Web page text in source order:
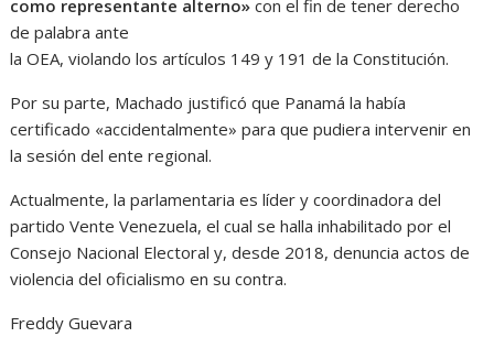
como representante alterno» con el fin de tener derecho
de palabra ante
la OEA, violando los artículos 149 y 191 de la Constitución.
Por su parte, Machado justificó que Panamá la había
certificado «accidentalmente» para que pudiera intervenir en
la sesión del ente regional.
Actualmente, la parlamentaria es líder y coordinadora del
partido Vente Venezuela, el cual se halla inhabilitado por el
Consejo Nacional Electoral y, desde 2018, denuncia actos de
violencia del oficialismo en su contra.
Freddy Guevara